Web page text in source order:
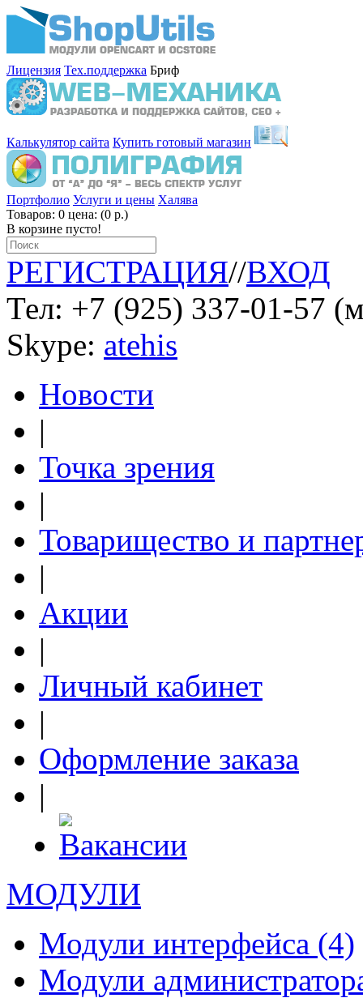
Лицензия Тех.поддержка Бриф
Калькулятор сайта Купить готовый магазин
Портфолио Услуги и цены Халява
Товаров: 0 цена: (0 р.)
В корзине пусто!
РЕГИСТРАЦИЯ//ВХОД
Тел: +7 (925) 337-01-57
Skype: atehis
Новости
|
Точка зрения
|
Товарищество и
|
Акции
|
Личный кабинет
|
Оформление заказа
|
МОДУЛИ
Модули интерфейса (4)
Модули